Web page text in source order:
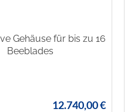
Gehäuse für bis zu 16
Beeblades
12.740,00 €